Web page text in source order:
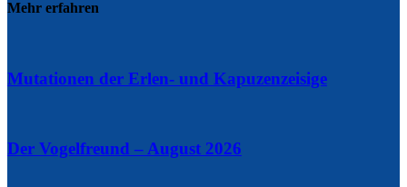
Mehr erfahren
Mutationen der Erlen- und Kapuzenzeisige
Der Vogelfreund – August 2026